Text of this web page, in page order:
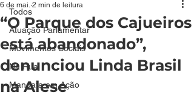
Todos
Atuação Parlamentar
Movimentos Sociais
Na Rua
Mandata em Ação
“O Parque dos Cajueiros
está abandonado”,
denunciou Linda Brasil
na Alese
6 de mai. 2 min de leitura